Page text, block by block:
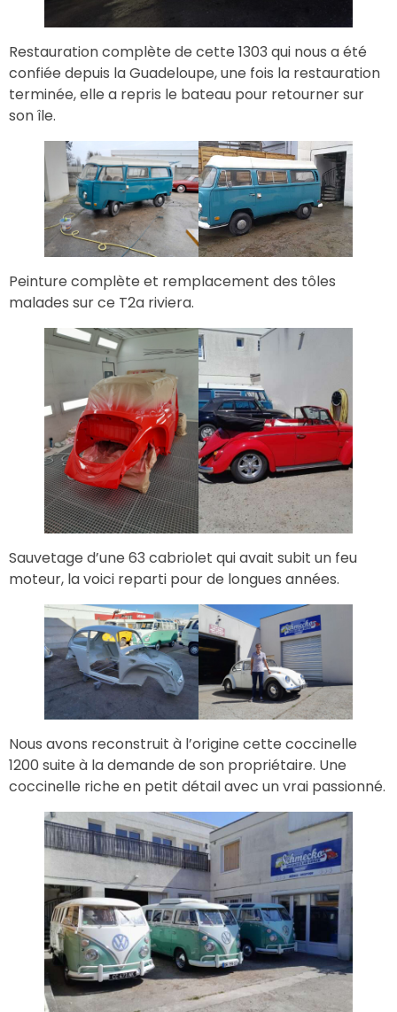
Restauration complète de cette 1303 qui nous a été
confiée depuis la Guadeloupe, une fois la restauration
terminée, elle a repris le bateau pour retourner sur
son île.
Peinture complète et remplacement des tôles
malades sur ce T2a riviera.
Sauvetage d’une 63 cabriolet qui avait subit un feu
moteur, la voici reparti pour de longues années.
Nous avons reconstruit à l’origine cette coccinelle
1200 suite à la demande de son propriétaire. Une
coccinelle riche en petit détail avec un vrai passionné.